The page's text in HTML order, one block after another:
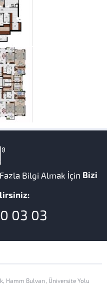
Bilgi Almak İçin Bizi
03 03
Hamm Bulvarı, Üniversite Yolu